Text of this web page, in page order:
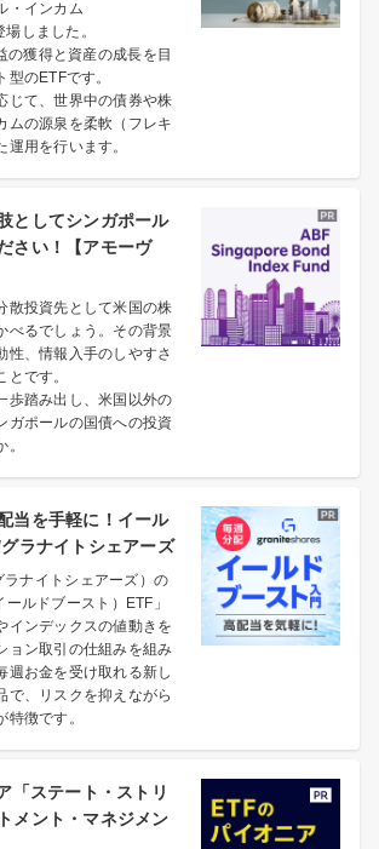
・インカム
しました。
の獲得と資産の成長を目
のETFです。
じて、世界中の債券や株
ムの源泉を柔軟（フレキ
運用を行います。
としてシンガポール
さい！【アモーヴ
散投資先として米国の株
べるでしょう。その背景
性、情報入手のしやすさ
とです。
歩踏み出し、米国以外の
ガポールの国債への投資
当を手軽に！イール
ラナイトシェアーズ
ナイトシェアーズ）の
ールドブースト）ETF」
インデックスの値動きを
ョン取引の仕組みを組み
週お金を受け取れる新し
で、リスクを抑えながら
徴です。
「ステート・ストリ
メント・マネジメン